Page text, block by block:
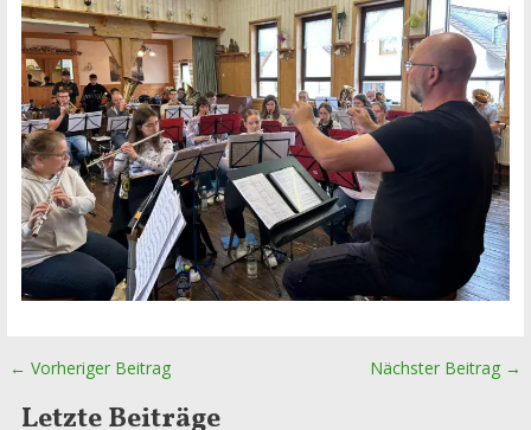
Beitragsnavigation
← Vorheriger Beitrag Nächster Beitrag →
Letzte Beiträge